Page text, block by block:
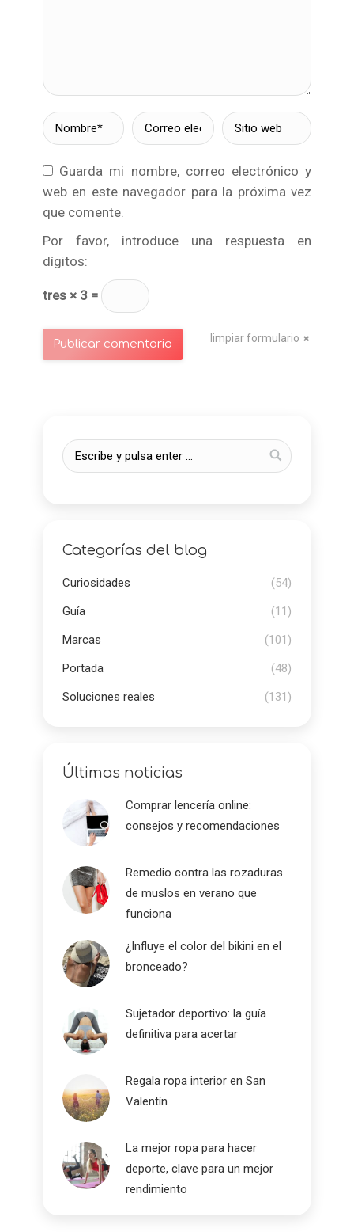
Nombre *
Correo
electrónico *
Sitio web
Guarda mi nombre, correo electrónico y
web en este navegador para la próxima vez
que comente.
Por favor, introduce una respuesta en
dígitos:
tres × 3 =
limpiar formulario
Publicar comentario
Categorías del blog
Curiosidades
(54)
Guía
(11)
Marcas
(101)
Portada
(48)
Soluciones reales
(131)
Últimas noticias
Comprar lencería online:
consejos y recomendaciones
Remedio contra las rozaduras
de muslos en verano que
funciona
¿Influye el color del bikini en el
bronceado?
Sujetador deportivo: la guía
definitiva para acertar
Regala ropa interior en San
Valentín
La mejor ropa para hacer
deporte, clave para un mejor
rendimiento